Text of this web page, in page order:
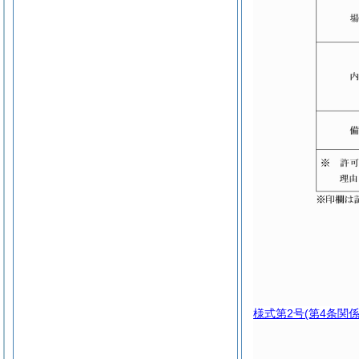
様式第2号(第4条関